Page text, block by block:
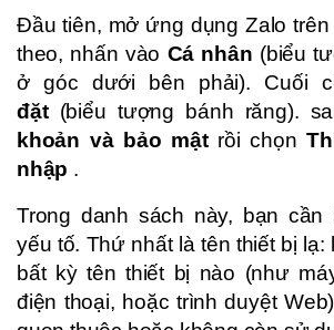
Đầu tiên, mở ứng dụng Zalo trên
theo, nhấn vào Cá nhân (biểu
ở góc dưới bên phải). Cuối
đặt (biểu tượng bánh răng).
khoản và bảo mật rồi chọn
nhập .
Trong danh sách này, bạn cần
yếu tố. Thứ nhất là tên thiết bị lạ:
bất kỳ tên thiết bị nào (như
điện thoại, hoặc trình duyệt